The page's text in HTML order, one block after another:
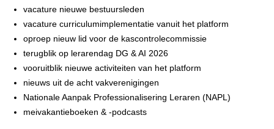
vacature nieuwe bestuursleden
vacature curriculumimplementatie vanuit het platform
oproep nieuw lid voor de kascontrolecommissie
terugblik op lerarendag DG & AI 2026
vooruitblik nieuwe activiteiten van het platform
nieuws uit de acht vakverenigingen
Nationale Aanpak Professionalisering Leraren (NAPL)
meivakantieboeken & -podcasts